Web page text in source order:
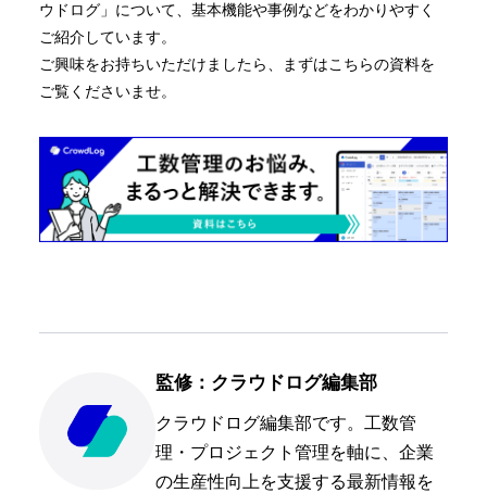
ウドログ」について、基本機能や事例などをわかりやすく
ご紹介しています。
ご興味をお持ちいただけましたら、まずはこちらの資料を
ご覧くださいませ。
監修：クラウドログ編集部
クラウドログ編集部です。工数管
理・プロジェクト管理を軸に、企業
の生産性向上を支援する最新情報を